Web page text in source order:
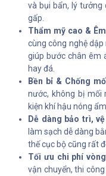
và bụi bẩn, lý tưởng
gấp.
Thẩm mỹ cao &
cùng công nghệ
giúp bước chân êm
hay đá.
Bền bỉ & Chống
nước, không bị mối
kiện khí hậu nóng
Dễ dàng bảo trì,
làm sạch dễ dàng
thế cục bộ cũng rất
Tối ưu chi phí
vận chuyển, thi